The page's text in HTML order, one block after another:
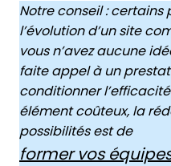
Notre conseil : certains
l’évolution d’un site
vous n’avez aucune
faite appel à un
conditionner
élément coûteux, la
possibilités est de
former vos